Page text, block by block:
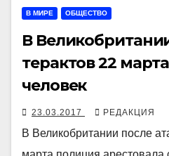
В МИРЕ ОБЩЕСТВО
В
терактов 22
человек
23.03.2017 РЕДАКЦИЯ
В Великобритании после